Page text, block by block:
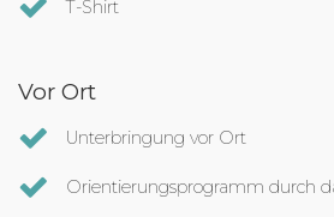
T-Shirt
Vor Ort
Unterbringung vor Ort
Orientierungsprogramm durch